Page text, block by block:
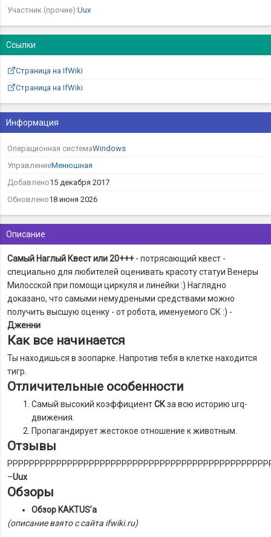
Описание
Самый Наглый Квест или 20+++- потрясающий квест -
специально для любителей оценивать красоту статуи Венеры
Милосской при помощи циркуля и линейки :) Наглядно
доказано, что самыми немудреными средствами можно
получить высшую оценку - от робота, именуемого СК :) -
Дженни
Как все начинается
Ты находишься в зоопарке. Напротив тебя в клетке находится
тигр.
Отличительные особенности
Самый высокий коэффициентСКза всю историю urq-
движения.
Пропагандирует жестокое отношение к животным.
Отзывы
–Uux
Обзоры
Обзор KAKTUS’а
(описание взято с сайта ifwiki.ru)
Участник (прочие):Uux
Ссылки
Страница на IfWiki
Страница на IfWiki
Информация
Операционная системаWindows
УправлениеМенюшная
Добавлено15 декабря 2017
Обновлено18 июня 2026